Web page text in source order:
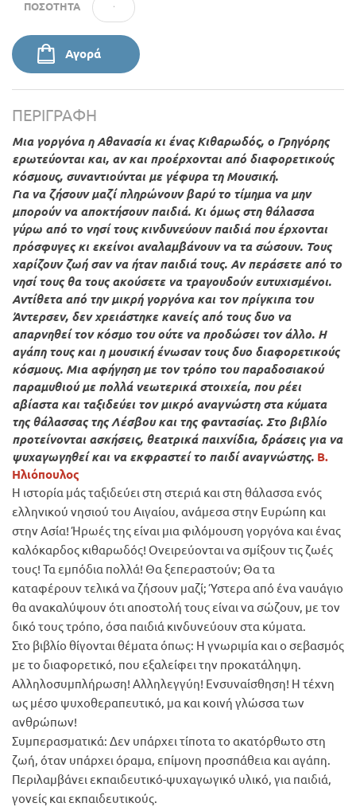
ΠΟΣΌΤΗΤΑ
Αγορά
ΠΕΡΙΓΡΑΦΉ
Μια γοργόνα η Αθανασία κι ένας Κιθαρωδός, ο Γρηγόρης
ερωτεύονται και, αν και προέρχονται από διαφορετικούς
κόσμους, συναντιούνται με γέφυρα τη Μουσική.
Για να ζήσουν μαζί πληρώνουν βαρύ το τίμημα να μην
μπορούν να αποκτήσουν παιδιά. Κι όμως στη θάλασσα
γύρω από το νησί τους κινδυνεύουν παιδιά που έρχονται
πρόσφυγες κι εκείνοι αναλαμβάνουν να τα σώσουν. Τους
χαρίζουν ζωή σαν να ήταν παιδιά τους. Αν περάσετε από το
νησί τους θα τους ακούσετε να τραγουδούν ευτυχισμένοι.
Αντίθετα από την μικρή γοργόνα και τον πρίγκιπα του
Άντερσεν, δεν χρειάστηκε κανείς από τους δυο να
απαρνηθεί τον κόσμο του ούτε να προδώσει τον άλλο. Η
αγάπη τους και η μουσική ένωσαν τους δυο διαφορετικούς
κόσμους. Μια αφήγηση με τον τρόπο του παραδοσιακού
παραμυθιού με πολλά νεωτερικά στοιχεία, που ρέει
αβίαστα και ταξιδεύει τον μικρό αναγνώστη στα κύματα
της θάλασσας της Λέσβου και της φαντασίας. Στο βιβλίο
προτείνονται ασκήσεις, θεατρικά παιχνίδια, δράσεις για να
ψυχαγωγηθεί και να εκφραστεί το παιδί αναγνώστης. Β.
Ηλιόπουλος
Η ιστορία μάς ταξιδεύει στη στεριά και στη θάλασσα ενός
ελληνικού νησιού του Αιγαίου, ανάμεσα στην Ευρώπη και
στην Ασία! Ήρωές της είναι μια φιλόμουση γοργόνα και ένας
καλόκαρδος κιθαρωδός! Ονειρεύονται να σμίξουν τις ζωές
τους! Τα εμπόδια πολλά! Θα ξεπεραστούν; Θα τα
καταφέρουν τελικά να ζήσουν μαζί; Ύστερα από ένα ναυάγιο
θα ανακαλύψουν ότι αποστολή τους είναι να σώζουν, με τον
δικό τους τρόπο, όσα παιδιά κινδυνεύουν στα κύματα.
Στο βιβλίο θίγονται θέματα όπως: Η γνωριμία και ο σεβασμός
με το διαφορετικό, που εξαλείφει την προκατάληψη.
Αλληλοσυμπλήρωση! Αλληλεγγύη! Ενσυναίσθηση! Η τέχνη
ως μέσο ψυχοθεραπευτικό, μα και κοινή γλώσσα των
ανθρώπων!
Συμπερασματικά: Δεν υπάρχει τίποτα το ακατόρθωτο στη
ζωή, όταν υπάρχει όραμα, επίμονη προσπάθεια και αγάπη.
Περιλαμβάνει εκπαιδευτικό-ψυχαγωγικό υλικό, για παιδιά,
γονείς και εκπαιδευτικούς.